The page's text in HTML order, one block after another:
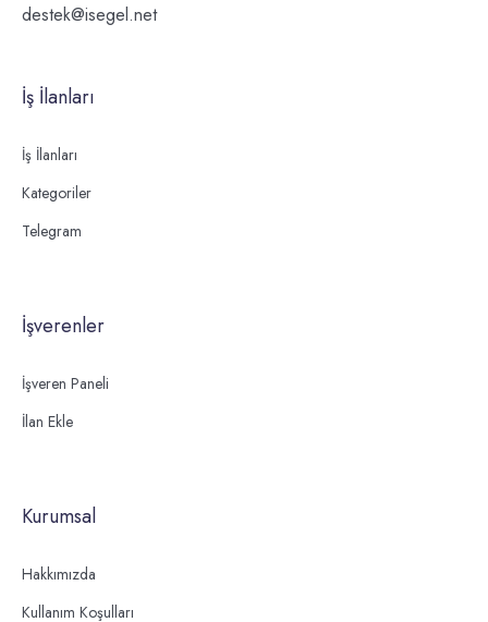
destek@isegel.net
İş İlanları
İş İlanları
Kategoriler
Telegram
İşverenler
İşveren Paneli
İlan Ekle
Kurumsal
Hakkımızda
Kullanım Koşulları